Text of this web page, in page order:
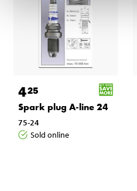
425
Spark plug A-line 24
75-24
Sold online